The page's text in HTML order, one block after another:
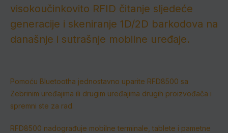
visokoučinkovito RFID čitanje sljedeće
generacije i skeniranje 1D/2D barkodova na
današnje i sutrašnje mobilne uređaje.
Pomoću Bluetootha jednostavno uparite RFD8500 sa
Zebrinim uređajima ili drugim uređajima drugih proizvođača i
spremni ste za rad.
RFD8500 nadograđuje mobilne terminale, tablete i pametne